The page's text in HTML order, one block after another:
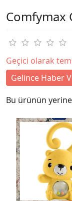
Comfymax
Geçici olarak
Gelince Haber
Bu ürünün